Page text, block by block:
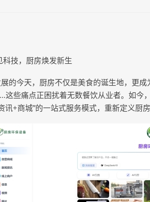
科技，厨房焕发新生
的今天，厨房不仅是美食的诞生地，更
些痛点正困扰着无数餐饮从业者。如今
讯+商城”的一站式服务模式，重新定义厨